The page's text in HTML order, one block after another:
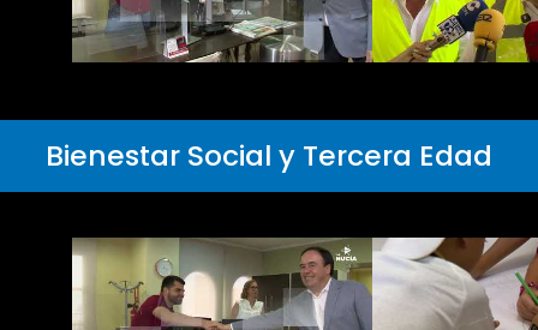
Bienestar Social y Tercera Edad